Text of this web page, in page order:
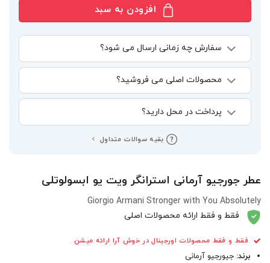
عطر جورجیو آرمانی استرانگر ویت یو ابسولوتلی
Giorgio Armani Stronger with You Absolutely
فقط و فقط ارائه محصولات اصلی
فقط و فقط محصولات اورجینال در خوش آرا ارائه میشن
برند: جیورجیو آرمانی
افزودن به سبد
سفارش چه زمانی ارسال می شود؟
محصولات اصلی می فروشید؟
پرداخت در محل دارید؟
بقیه سوالات متداول